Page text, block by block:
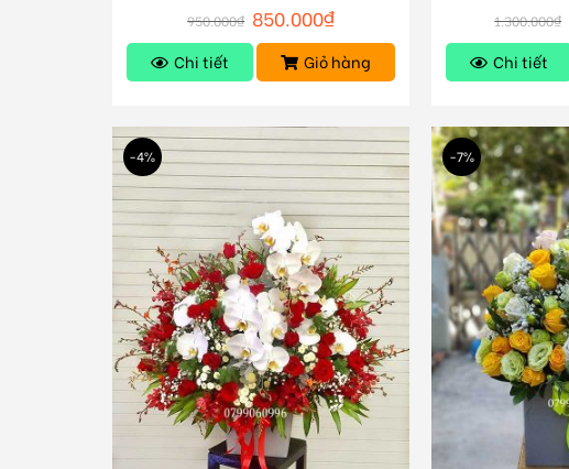
950.000₫ 850.000₫
Chi tiết Giỏ hàng
1.300.000₫
Chi tiết
-4% -7%